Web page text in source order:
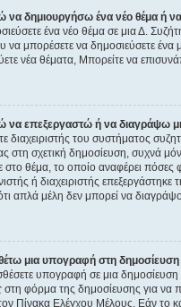
δημιουργήσω ένα νέο θέμα ή
ένα νέο θέμα σε μια Δ.
να μπορέσετε να δημοσιεύσετε
νέα θέματα, Μπορείτε να
επεξεργαστώ ή να διαγράψω
διαχειριστής του συστήματος
στη σχετική δημοσίευση, συχνά
στο θέμα, το οποίο αναφέρει πόσες
ή διαχειριστής
απλά μέλη δεν μπορεί να
μια υπογραφή στη δημοσίευση
υπογραφή σε μια
στη φόρμα της δημοσίευσης για να
Πίνακα Ελέγχου Μέλους. Εάν το